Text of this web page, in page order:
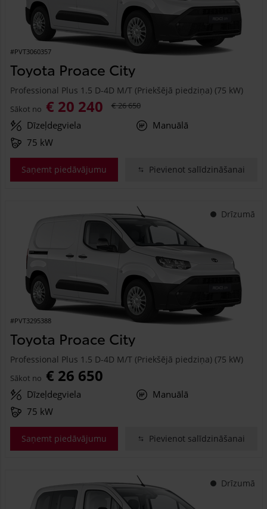
#PVT3060357
Toyota Proace City
Professional Plus 1.5 D-4D M/T (Priekšējā piedziņa) (75 kW)
Sākot no € 20 240 € 26 650
Dīzeļdegviela
Manuālā
75 kW
Saņemt piedāvājumu Pievienot salīdzināšanai
Drīzumā
#PVT3295388
Toyota Proace City
Professional Plus 1.5 D-4D M/T (Priekšējā piedziņa) (75 kW)
Sākot no € 26 650
Dīzeļdegviela
Manuālā
75 kW
Saņemt piedāvājumu Pievienot salīdzināšanai
Drīzumā